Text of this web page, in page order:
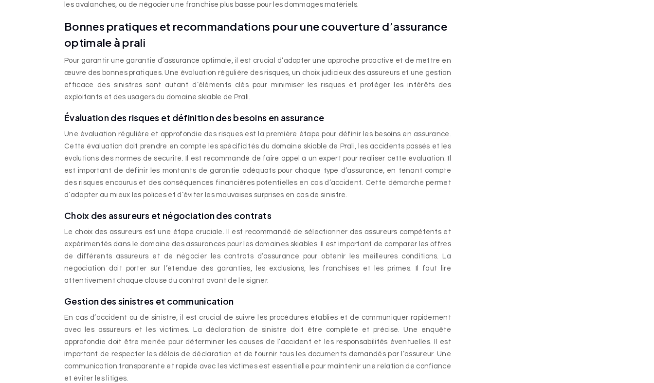
les avalanches, ou de négocier une franchise plus basse pour les dommages matériels.
Bonnes pratiques et recommandations pour une couverture d’assurance
optimale à prali
Pour garantir une garantie d’assurance optimale, il est crucial d’adopter une approche proactive et de mettre en
œuvre des bonnes pratiques. Une évaluation régulière des risques, un choix judicieux des assureurs et une gestion
efficace des sinistres sont autant d’éléments clés pour minimiser les risques et protéger les intérêts des
exploitants et des usagers du domaine skiable de Prali.
Évaluation des risques et définition des besoins en assurance
Une évaluation régulière et approfondie des risques est la première étape pour définir les besoins en assurance.
Cette évaluation doit prendre en compte les spécificités du domaine skiable de Prali, les accidents passés et les
évolutions des normes de sécurité. Il est recommandé de faire appel à un expert pour réaliser cette évaluation. Il
est important de définir les montants de garantie adéquats pour chaque type d’assurance, en tenant compte
des risques encourus et des conséquences financières potentielles en cas d’accident. Cette démarche permet
d’adapter au mieux les polices et d’éviter les mauvaises surprises en cas de sinistre.
Choix des assureurs et négociation des contrats
Le choix des assureurs est une étape cruciale. Il est recommandé de sélectionner des assureurs compétents et
expérimentés dans le domaine des assurances pour les domaines skiables. Il est important de comparer les offres
de différents assureurs et de négocier les contrats d’assurance pour obtenir les meilleures conditions. La
négociation doit porter sur l’étendue des garanties, les exclusions, les franchises et les primes. Il faut lire
attentivement chaque clause du contrat avant de le signer.
Gestion des sinistres et communication
En cas d’accident ou de sinistre, il est crucial de suivre les procédures établies et de communiquer rapidement
avec les assureurs et les victimes. La déclaration de sinistre doit être complète et précise. Une enquête
approfondie doit être menée pour déterminer les causes de l’accident et les responsabilités éventuelles. Il est
important de respecter les délais de déclaration et de fournir tous les documents demandés par l’assureur. Une
communication transparente et rapide avec les victimes est essentielle pour maintenir une relation de confiance
et éviter les litiges.